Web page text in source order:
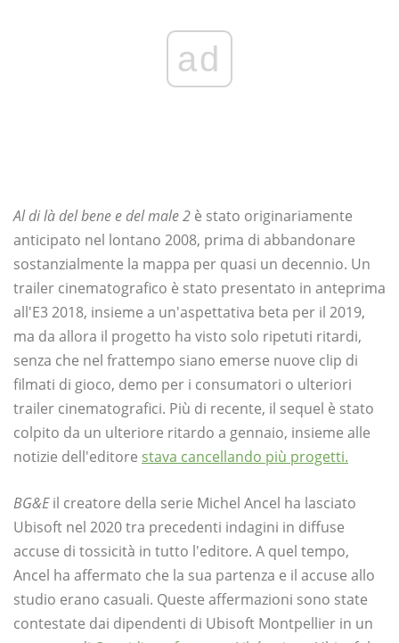
ad
Al di là del bene e del male 2 è stato originariamente
anticipato nel lontano 2008, prima di abbandonare
sostanzialmente la mappa per quasi un decennio. Un
trailer cinematografico è stato presentato in anteprima
all'E3 2018, insieme a un'aspettativa beta per il 2019,
ma da allora il progetto ha visto solo ripetuti ritardi,
senza che nel frattempo siano emerse nuove clip di
filmati di gioco, demo per i consumatori o ulteriori
trailer cinematografici. Più di recente, il sequel è stato
colpito da un ulteriore ritardo a gennaio, insieme alle
notizie dell'editore stava cancellando più progetti.
BG&Eil creatore della serie Michel Ancel ha lasciato
Ubisoft nel 2020 tra precedenti indagini in diffuse
accuse di tossicità in tutto l'editore. A quel tempo,
Ancel ha affermato che la sua partenza e il accuse allo
studio erano casuali. Queste affermazioni sono state
contestate dai dipendenti di Ubisoft Montpellier in un